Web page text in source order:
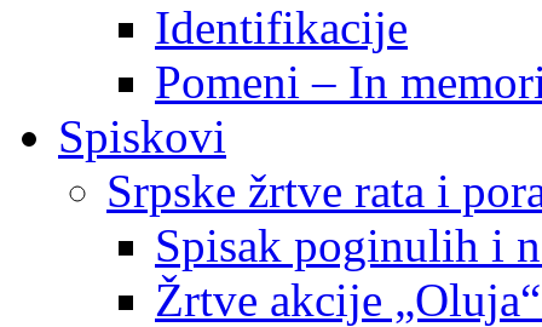
Identifikacije
Pomeni – In
Spiskovi
Srpske žrtve rata i
Spisak poginulih i
Žrtve akcije